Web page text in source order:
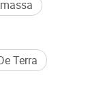
Terra